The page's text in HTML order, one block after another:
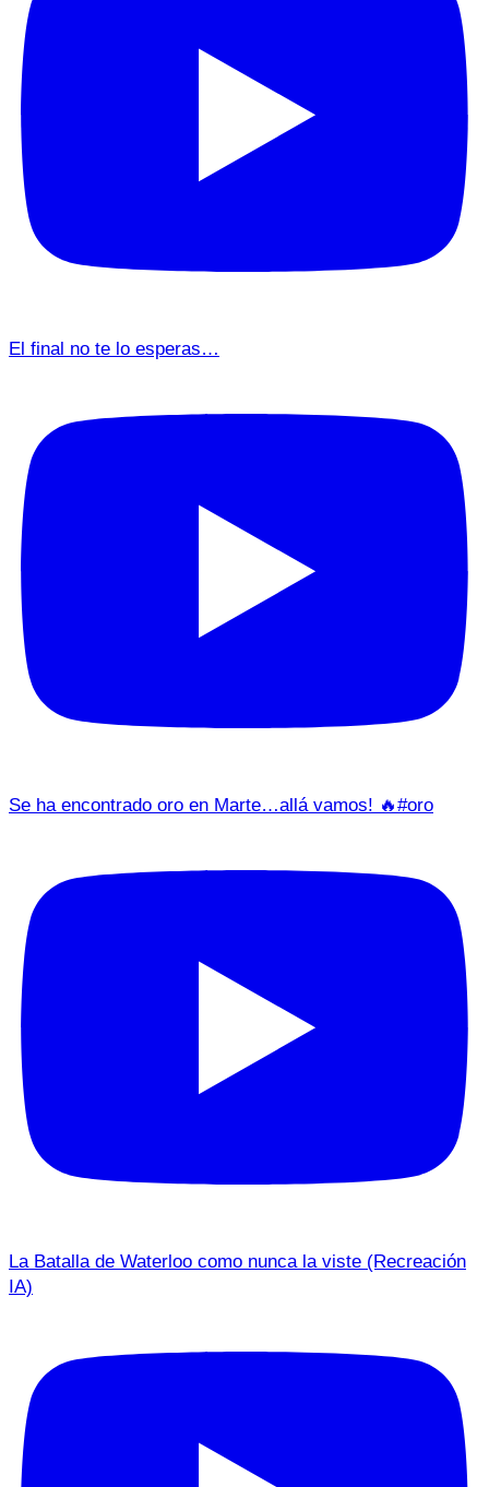
El final no te lo esperas…
Se ha encontrado oro en Marte…allá vamos! 🔥#oro
La Batalla de Waterloo como nunca la viste (Recreación
IA)